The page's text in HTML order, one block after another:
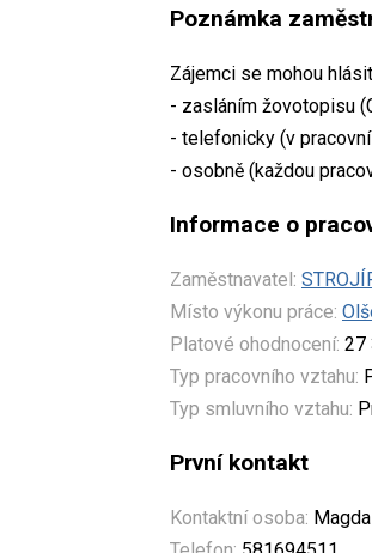
Poznámka
Zájemci se mohou
- zasláním žovotopisu
- telefonicky (v
- osobně (každou
Informace o
Zaměstnavatel:
Místo výkonu práce:
Platové ohodnocení: 27
Typ pracovního vztahu:
Typ smluvního vztahu:
První kontakt
Kontaktní osoba: